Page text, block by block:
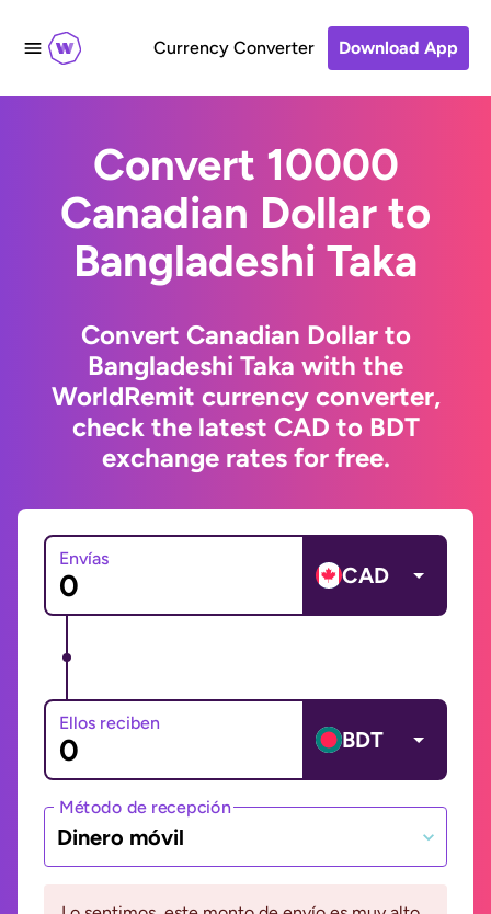
Currency Converter Download App
Convert 10000
Canadian Dollar to
Bangladeshi Taka
Convert Canadian Dollar to
Bangladeshi Taka with the
WorldRemit currency converter,
check the latest CAD to BDT
exchange rates for free.
Envías
CAD
Ellos reciben
BDT
Método de recepción
Dinero móvil